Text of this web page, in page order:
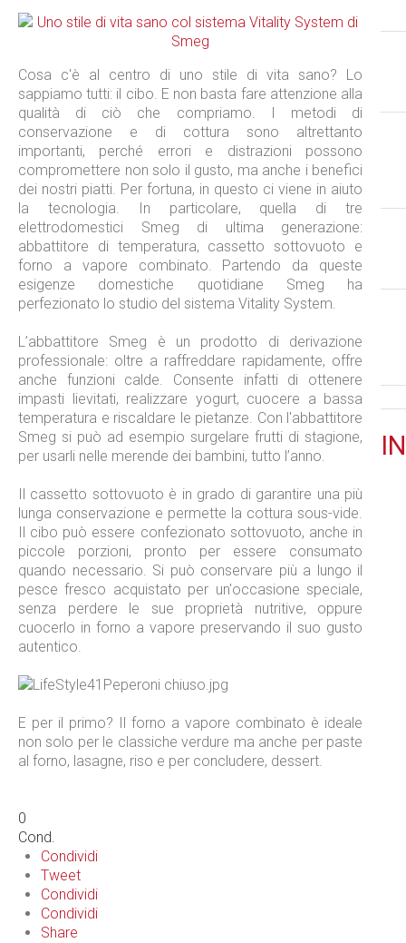
Cosa c'è al centro di uno stile di vita sano? Lo
sappiamo tutti: il cibo. E non basta fare attenzione alla
qualità di ciò che compriamo. I metodi di
conservazione e di cottura sono altrettanto
importanti, perché errori e distrazioni possono
compromettere non solo il gusto, ma anche i benefici
dei nostri piatti. Per fortuna, in questo ci viene in aiuto
la tecnologia. In particolare, quella di tre
elettrodomestici Smeg di ultima generazione:
abbattitore di temperatura, cassetto sottovuoto e
forno a vapore combinato. Partendo da queste
esigenze domestiche quotidiane Smeg ha
perfezionato lo studio del sistema Vitality System.
L’abbattitore Smeg è un prodotto di derivazione
professionale: oltre a raffreddare rapidamente, offre
anche funzioni calde. Consente infatti di ottenere
impasti lievitati, realizzare yogurt, cuocere a bassa
temperatura e riscaldare le pietanze. Con l'abbattitore
Smeg si può ad esempio surgelare frutti di stagione,
per usarli nelle merende dei bambini, tutto l’anno.
Il cassetto sottovuoto è in grado di garantire una più
lunga conservazione e permette la cottura sous-vide.
Il cibo può essere confezionato sottovuoto, anche in
piccole porzioni, pronto per essere consumato
quando necessario. Si può conservare più a lungo il
pesce fresco acquistato per un'occasione speciale,
senza perdere le sue proprietà nutritive, oppure
cuocerlo in forno a vapore preservando il suo gusto
autentico.
E per il primo? Il forno a vapore combinato è ideale
non solo per le classiche verdure ma anche per paste
al forno, lasagne, riso e per concludere, dessert.
0
Cond.
Condividi
Tweet
Condividi
Condividi
Share
IN